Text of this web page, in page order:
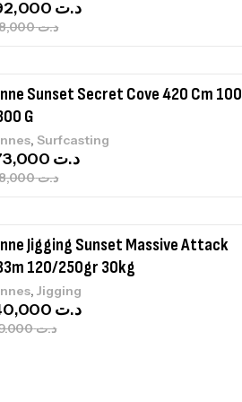
د.ت768,000
د.ت
Sunset Secret Cove 420 Cm 100
G
, Surfcasting
د.ت748,000
د.ت
Jigging Sunset Massive Attack
120/250gr 30kg
,Jigging
د.ت379,000
د.ت